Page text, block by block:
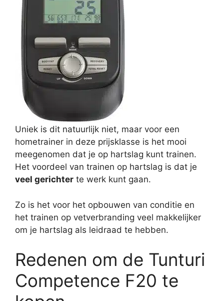
Uniek is dit natuurlijk niet, maar voor een
hometrainer in deze prijsklasse is het mooi
meegenomen dat je op hartslag kunt trainen.
Het voordeel van trainen op hartslag is dat je
veel gerichter te werk kunt gaan.
Zo is het voor het opbouwen van conditie en
het trainen op vetverbranding veel makkelijker
om je hartslag als leidraad te hebben.
Redenen om de Tunturi
Competence F20 te